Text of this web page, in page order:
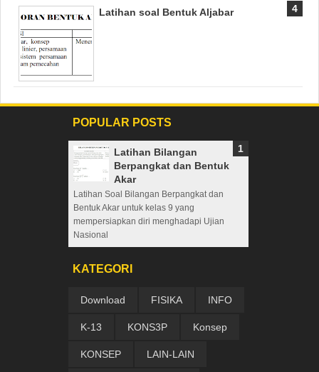
Latihan soal Bentuk Aljabar
POPULAR POSTS
Latihan Bilangan
Berpangkat dan Bentuk
Akar
Latihan Soal Bilangan Berpangkat dan
Bentuk Akar untuk kelas 9 yang
mempersiapkan diri menghadapi Ujian
Nasional
KATEGORI
Download FISIKA INFO
K-13 KONS3P Konsep
KONSEP LAIN-LAIN